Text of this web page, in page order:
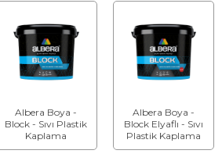
Albera Boya -
Block - Sıvı Plastik
Kaplama
Albera Boya -
Block Elyaflı - Sıvı
Plastik Kaplama